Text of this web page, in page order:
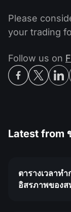
Please
your trading
Follow us on
Latest from
ตารางเวลาท
อิสรภาพของส